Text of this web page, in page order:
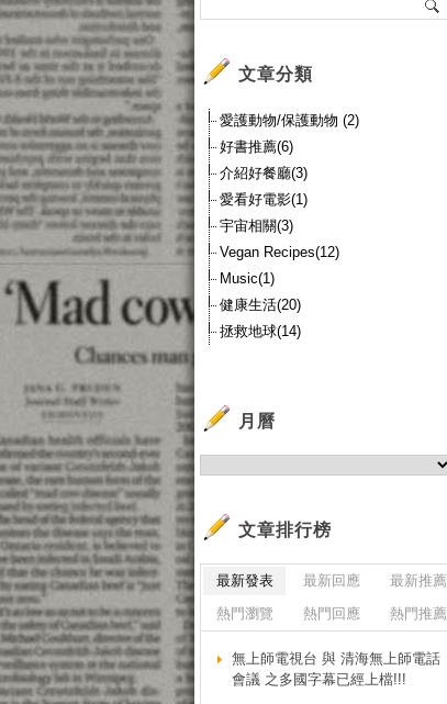
文章分類
愛護動物/保護動物 (2)
好書推薦(6)
介紹好餐廳(3)
愛看好電影(1)
宇宙相關(3)
Vegan Recipes(12)
Music(1)
健康生活(20)
拯救地球(14)
月曆
文章排行榜
最新發表 最新回應
最新推薦
熱門瀏覽
熱門回應 熱門推薦
無上師電視台 與 清海無上師電話
會議 之多國字幕已經上檔!!!